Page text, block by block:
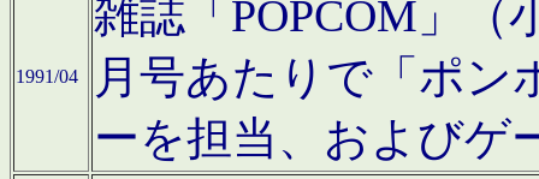
1991/04
雑誌「POPCOM」（
月号あたりで「ポン
ーを担当、およびゲ